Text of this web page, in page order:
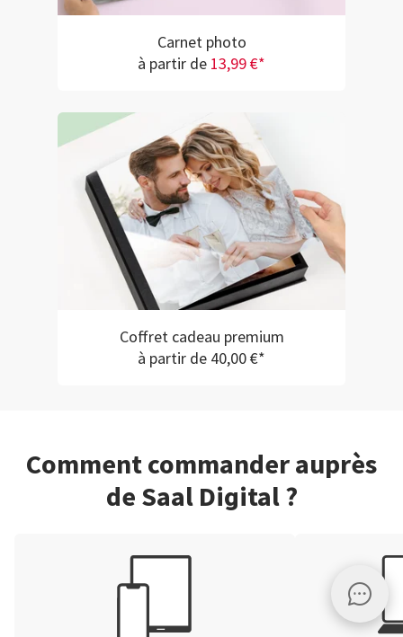
Carnet photo
à partir de 13,99 €*
Coffret cadeau premium
à partir de 40,00 €*
Comment commander auprès
de Saal Digital ?